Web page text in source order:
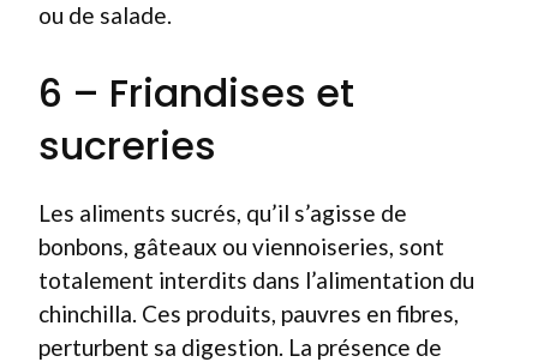
ou de salade.
6 – Friandises et
sucreries
Les aliments sucrés, qu’il s’agisse de
bonbons, gâteaux ou viennoiseries, sont
totalement interdits dans l’alimentation du
chinchilla. Ces produits, pauvres en fibres,
perturbent sa digestion. La présence de